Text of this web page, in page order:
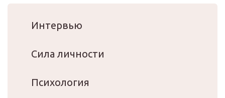
Интервью
Сила личности
Психология